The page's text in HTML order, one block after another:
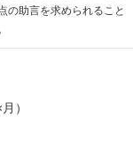
の助言を求められること
）